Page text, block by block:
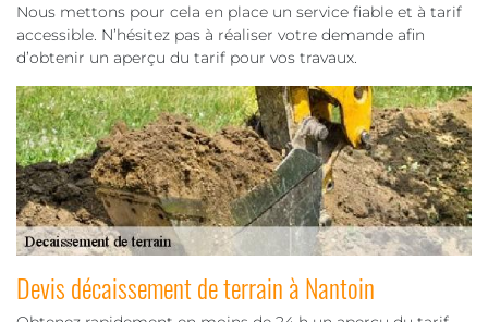
Nous mettons pour cela en place un service fiable et à tarif
accessible. N’hésitez pas à réaliser votre demande afin
d’obtenir un aperçu du tarif pour vos travaux.
Devis décaissement de terrain à Nantoin